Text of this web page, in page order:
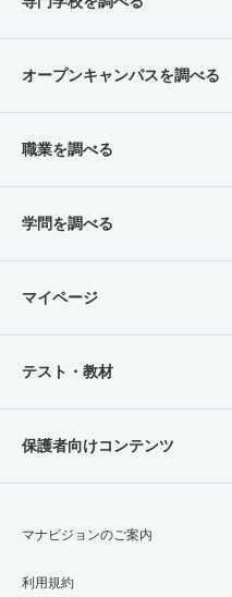
オープンキャンパスを調べる
職業を調べる
学問を調べる
マイページ
テスト・教材
保護者向けコンテンツ
マナビジョンのご案内
利用規約